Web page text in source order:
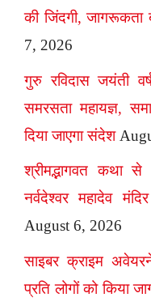
की जिंदगी, जागरूकता
7, 2026
गुरु रविदास जयंती
समरसता महायज्ञ,
दिया जाएगा संदेश
श्रीमद्भागवत कथा
नर्वदेश्वर महादेव
August 6, 2026
साइबर क्राइम
प्रति लोगों को किया